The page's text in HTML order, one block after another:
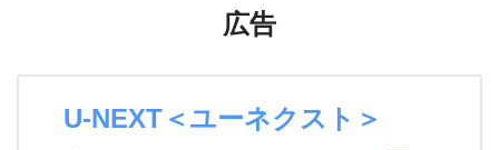
広告
U-NEXT＜ユーネクスト＞